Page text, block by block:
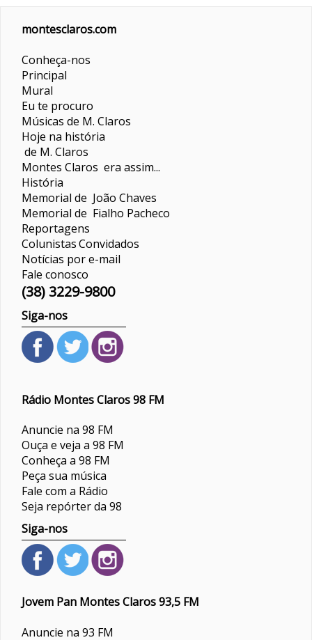
montesclaros.com
Conheça-nos
Principal
Mural
Eu te procuro
Músicas de M. Claros
Hoje na história
de M. Claros
Montes Claros era assim...
História
Memorial de João Chaves
Memorial de Fialho Pacheco
Reportagens
ColunistasConvidados
Notícias por e-mail
Fale conosco
(38) 3229-9800
Siga-nos
Rádio Montes Claros 98 FM
Anuncie na 98 FM
Ouça e veja a 98 FM
Conheça a 98 FM
Peça sua música
Fale com a Rádio
Seja repórter da 98
Siga-nos
Jovem Pan Montes Claros 93,5 FM
Anuncie na 93 FM